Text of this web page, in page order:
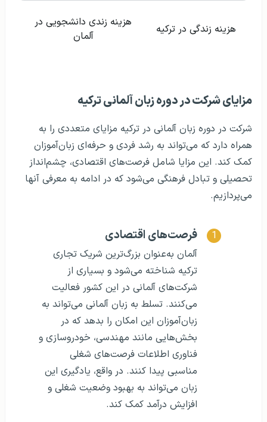
هزینه زندگی در ترکیه
هزینه زندی دانشجویی در
آلمان
مزایای شرکت در دوره زبان آلمانی ترکیه
شرکت در دوره زبان آلمانی در ترکیه مزایای متعددی را به
همراه دارد که می‌تواند به رشد فردی و حرفه‌ای زبان‌آموزان
کمک کند. این مزایا شامل فرصت‌های اقتصادی، چشم‌انداز
تحصیلی و تبادل فرهنگی می‌شود که در ادامه به معرفی آنها
می‌پردازیم.
فرصت‌های اقتصادی
آلمان به‌عنوان بزرگ‌ترین شریک تجاری
ترکیه شناخته می‌شود و بسیاری از
شرکت‌های آلمانی در این کشور فعالیت
می‌کنند. تسلط به زبان آلمانی می‌تواند به
زبان‌آموزان این امکان را بدهد که در
بخش‌هایی مانند مهندسی، خودروسازی و
فناوری اطلاعات فرصت‌های شغلی
مناسبی پیدا کنند. در واقع، یادگیری این
زبان می‌تواند به بهبود وضعیت شغلی و
افزایش درآمد کمک کند.